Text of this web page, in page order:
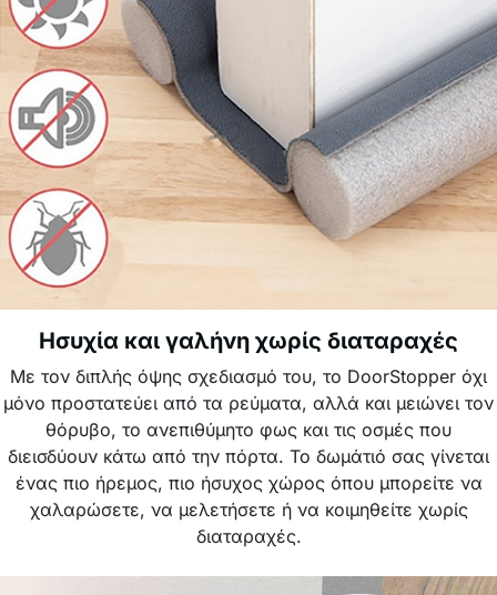
Ησυχία και γαλήνη χωρίς διαταραχές
Με τον διπλής όψης σχεδιασμό του, το DoorStopper όχι
μόνο προστατεύει από τα ρεύματα, αλλά και μειώνει τον
θόρυβο, το ανεπιθύμητο φως και τις οσμές που
διεισδύουν κάτω από την πόρτα. Το δωμάτιό σας γίνεται
ένας πιο ήρεμος, πιο ήσυχος χώρος όπου μπορείτε να
χαλαρώσετε, να μελετήσετε ή να κοιμηθείτε χωρίς
διαταραχές.